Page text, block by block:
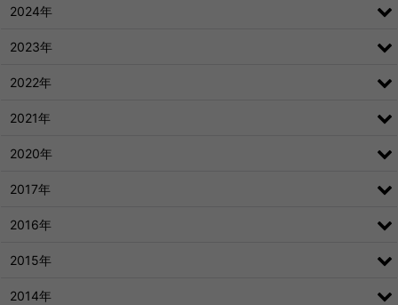
2024年
2023年
2022年
2021年
2020年
2017年
2016年
2015年
2014年